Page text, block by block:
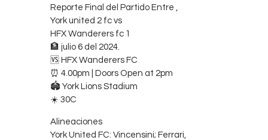
Reporte Final del Partido Entre ,
York united 2 fc vs
HFX Wanderers fc 1
🏦 julio 6 del 2024.
🆚 HFX Wanderers FC
⏰ 4.00pm | Doors Open at 2pm
🏟️ York Lions Stadium
☀️ 30C
Alineaciones
York United FC: Vincensini; Ferrari,